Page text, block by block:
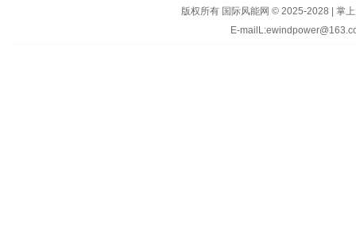
版权所有 国际风能网 © 2025-2028 | 掌
E-